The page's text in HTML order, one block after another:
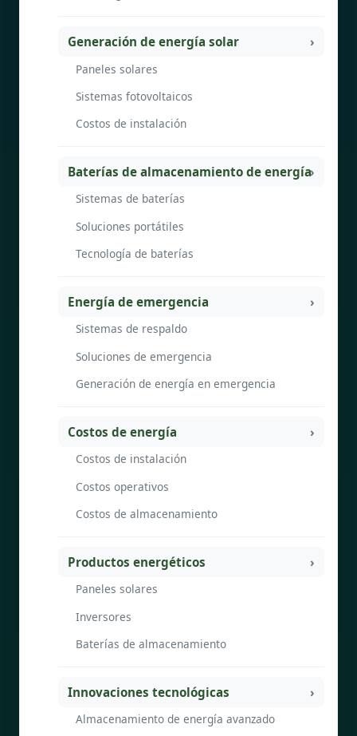
Generación de energía solar
Paneles solares
Sistemas fotovoltaicos
Costos de instalación
Baterías de almacenamiento de energía
Sistemas de baterías
Soluciones portátiles
Tecnología de baterías
Energía de emergencia
Sistemas de respaldo
Soluciones de emergencia
Generación de energía en emergencia
Costos de energía
Costos de instalación
Costos operativos
Costos de almacenamiento
Productos energéticos
Paneles solares
Inversores
Baterías de almacenamiento
Innovaciones tecnológicas
Almacenamiento de energía avanzado